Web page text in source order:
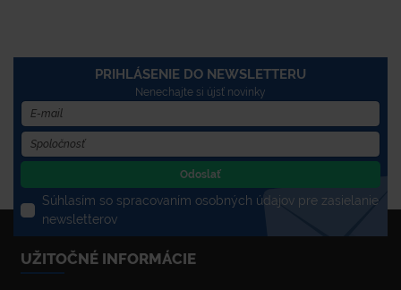
PRIHLÁSENIE DO NEWSLETTERU
Nenechajte si újsť novinky
Odoslať
Súhlasím so spracovaním osobných údajov pre zasielanie
newsletterov
UŽITOČNÉ INFORMÁCIE